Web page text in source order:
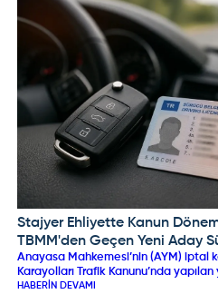
tüm sigorta şirketlerini kapsayacak
hattı üzerinden yapılacak.
hızlandırmayı, usulsüzlükleri
eden aracı yapıların önüne geçmeyi
TOGG
Stajyer Ehliyette Kanun
TBMM'den Geçen Yeni Aday
Düzenlemesi Neleri
Anayasa Mahkemesi’nin (AYM) iptal
Karayolları Trafik Kanunu’nda
TBMM Genel Kurulu’nda kabul edildi.
HABERIN DEVAMI